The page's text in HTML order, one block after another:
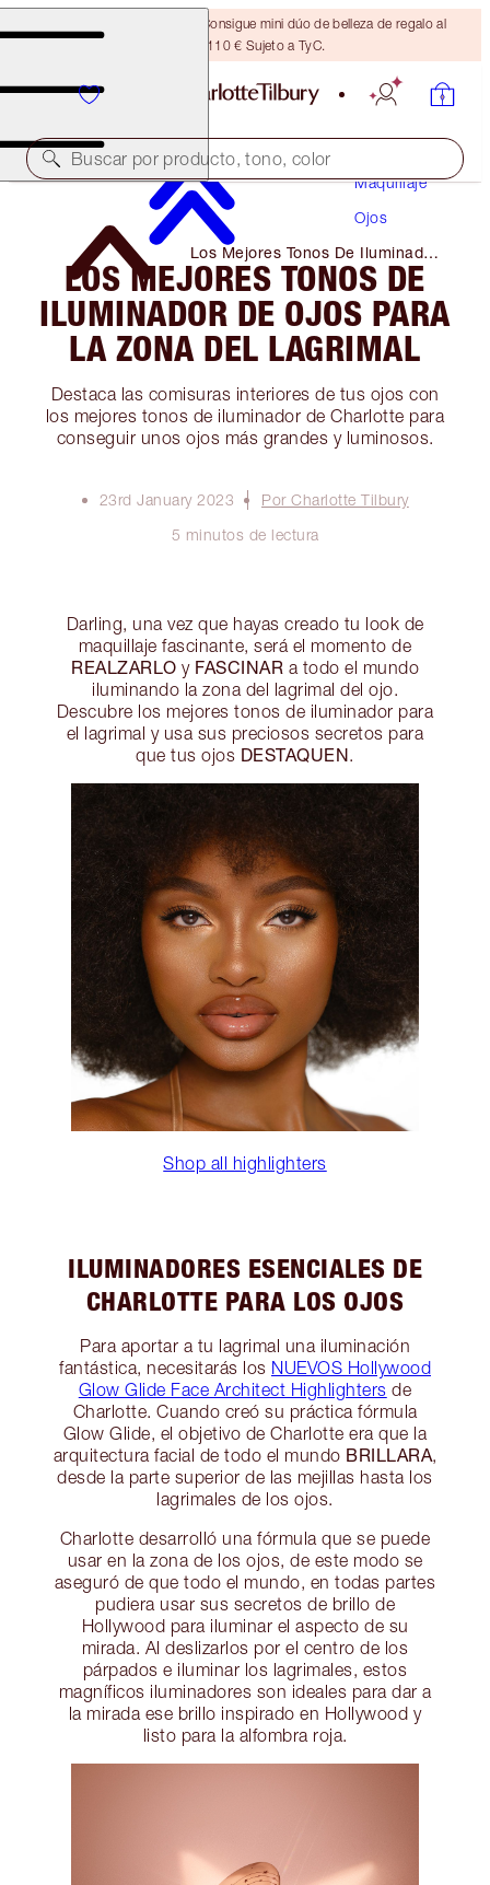
¡ÚLTIMA OPORTUNIDAD! Consigue mini dúo de belleza de regalo al
gastar 110 € Sujeto a TyC.
Buscar por producto, tono, color
Maquillaje
Ojos
Los Mejores Tonos De Iluminador
De Ojos Para La Zona Del
Lagrimal
LOS MEJORES TONOS DE
ILUMINADOR DE OJOS PARA
LA ZONA DEL LAGRIMAL
Destaca las comisuras interiores de tus ojos con
los mejores tonos de iluminador de Charlotte para
conseguir unos ojos más grandes y luminosos.
23rd January 2023
Por Charlotte Tilbury
5 minutos de lectura
Darling, una vez que hayas creado tu look de
maquillaje fascinante, será el momento de
REALZARLO y FASCINAR a todo el mundo
iluminando la zona del lagrimal del ojo.
Descubre los mejores tonos de iluminador para
el lagrimal y usa sus preciosos secretos para
que tus ojos DESTAQUEN.
Shop all highlighters
ILUMINADORES ESENCIALES DE
CHARLOTTE PARA LOS OJOS
Para aportar a tu lagrimal una iluminación
fantástica, necesitarás los NUEVOS Hollywood
Glow Glide Face Architect Highlighters de
Charlotte. Cuando creó su práctica fórmula
Glow Glide, el objetivo de Charlotte era que la
arquitectura facial de todo el mundo BRILLARA,
desde la parte superior de las mejillas hasta los
lagrimales de los ojos.
Charlotte desarrolló una fórmula que se puede
usar en la zona de los ojos, de este modo se
aseguró de que todo el mundo, en todas partes
pudiera usar sus secretos de brillo de
Hollywood para iluminar el aspecto de su
mirada. Al deslizarlos por el centro de los
párpados e iluminar los lagrimales, estos
magníficos iluminadores son ideales para dar a
la mirada ese brillo inspirado en Hollywood y
listo para la alfombra roja.